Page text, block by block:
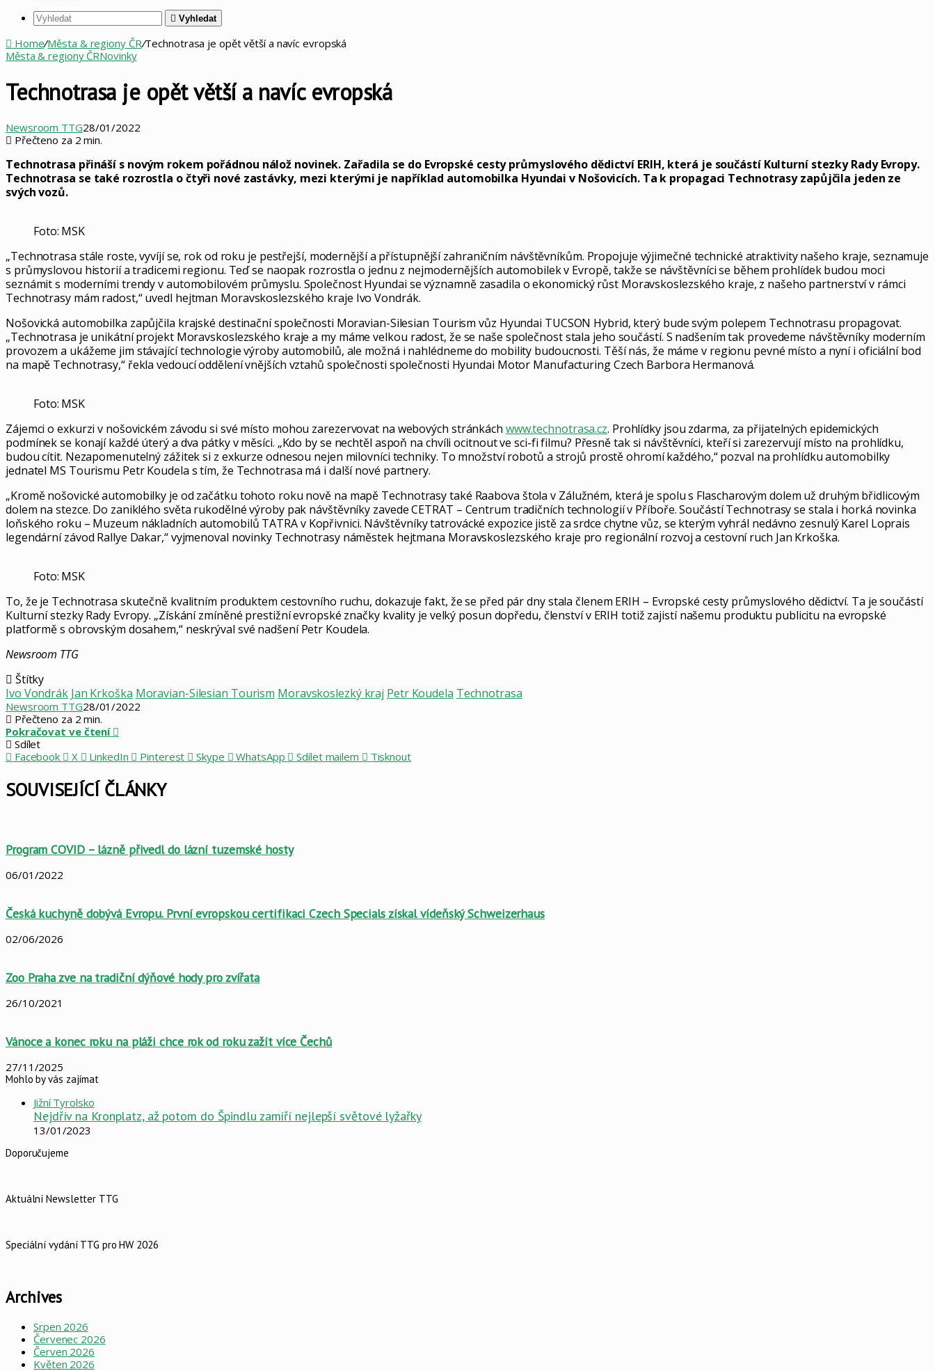
Vyhledat
Home/Města & regiony ČR/Technotrasa je opět větší a navíc evropská
Města & regiony ČRNovinky
Technotrasa je opět větší a navíc evropská
Newsroom TTG28/01/2022
Přečteno za 2 min.
Technotrasa přináší s novým rokem pořádnou nálož novinek. Zařadila se do Evropské cesty průmyslového dědictví ERIH, která je součástí Kulturní stezky Rady Evropy.
Technotrasa se také rozrostla o čtyři nové zastávky, mezi kterými je například automobilka Hyundai v Nošovicích. Ta k propagaci Technotrasy zapůjčila jeden ze
svých vozů.
Foto: MSK
„Technotrasa stále roste, vyvíjí se, rok od roku je pestřejší, modernější a přístupnější zahraničním návštěvníkům. Propojuje výjimečné technické atraktivity našeho kraje, seznamuje
s průmyslovou historií a tradicemi regionu. Teď se naopak rozrostla o jednu z nejmodernějších automobilek v Evropě, takže se návštěvníci se během prohlídek budou moci
seznámit s moderními trendy v automobilovém průmyslu. Společnost Hyundai se významně zasadila o ekonomický růst Moravskoslezského kraje, z našeho partnerství v rámci
Technotrasy mám radost,“ uvedl hejtman Moravskoslezského kraje Ivo Vondrák.
Nošovická automobilka zapůjčila krajské destinační společnosti Moravian-Silesian Tourism vůz Hyundai TUCSON Hybrid, který bude svým polepem Technotrasu propagovat.
„Technotrasa je unikátní projekt Moravskoslezského kraje a my máme velkou radost, že se naše společnost stala jeho součástí. S nadšením tak provedeme návštěvníky moderním
provozem a ukážeme jim stávající technologie výroby automobilů, ale možná i nahlédneme do mobility budoucnosti. Těší nás, že máme v regionu pevné místo a nyní i oficiální bod
na mapě Technotrasy,“ řekla vedoucí oddělení vnějších vztahů společnosti společnosti Hyundai Motor Manufacturing Czech Barbora Hermanová.
Foto: MSK
Zájemci o exkurzi v nošovickém závodu si své místo mohou zarezervovat na webových stránkách www.technotrasa.cz. Prohlídky jsou zdarma, za přijatelných epidemických
podmínek se konají každé úterý a dva pátky v měsíci. „Kdo by se nechtěl aspoň na chvíli ocitnout ve sci-fi filmu? Přesně tak si návštěvníci, kteří si zarezervují místo na prohlídku,
budou cítit. Nezapomenutelný zážitek si z exkurze odnesou nejen milovníci techniky. To množství robotů a strojů prostě ohromí každého,“ pozval na prohlídku automobilky
jednatel MS Tourismu Petr Koudela s tím, že Technotrasa má i další nové partnery.
„Kromě nošovické automobilky je od začátku tohoto roku nově na mapě Technotrasy také Raabova štola v Zálužném, která je spolu s Flascharovým dolem už druhým břidlicovým
dolem na stezce. Do zaniklého světa rukodělné výroby pak návštěvníky zavede CETRAT – Centrum tradičních technologií v Příboře. Součástí Technotrasy se stala i horká novinka
loňského roku – Muzeum nákladních automobilů TATRA v Kopřivnici. Návštěvníky tatrovácké expozice jistě za srdce chytne vůz, se kterým vyhrál nedávno zesnulý Karel Loprais
legendární závod Rallye Dakar,“ vyjmenoval novinky Technotrasy náměstek hejtmana Moravskoslezského kraje pro regionální rozvoj a cestovní ruch Jan Krkoška.
Foto: MSK
To, že je Technotrasa skutečně kvalitním produktem cestovního ruchu, dokazuje fakt, že se před pár dny stala členem ERIH – Evropské cesty průmyslového dědictví. Ta je součástí
Kulturní stezky Rady Evropy. „Získání zmíněné prestižní evropské značky kvality je velký posun dopředu, členství v ERIH totiž zajistí našemu produktu publicitu na evropské
platformě s obrovským dosahem,“ neskrýval své nadšení Petr Koudela.
Newsroom TTG
Štítky
Ivo Vondrák Jan Krkoška Moravian-Silesian Tourism Moravskoslezký kraj Petr Koudela Technotrasa
Newsroom TTG28/01/2022
Přečteno za 2 min.
Pokračovat ve čtení
Sdílet
Facebook
X LinkedIn Pinterest Skype WhatsApp Sdílet mailem Tisknout
SOUVISEJÍCÍ ČLÁNKY
Program COVID – lázně přivedl do lázní tuzemské hosty
06/01/2022
Česká kuchyně dobývá Evropu. První evropskou certifikaci Czech Specials získal vídeňský Schweizerhaus
02/06/2026
Zoo Praha zve na tradiční dýňové hody pro zvířata
26/10/2021
Vánoce a konec roku na pláži chce rok od roku zažít více Čechů
27/11/2025
Mohlo by vás zajímat
Jižní Tyrolsko
Nejdřív na Kronplatz, až potom do Špindlu zamíří nejlepší světové lyžařky
13/01/2023
Doporučujeme
Aktuální Newsletter TTG
Speciální vydání TTG pro HW 2026
Archives
Srpen 2026
Červenec 2026
Červen 2026
Květen 2026